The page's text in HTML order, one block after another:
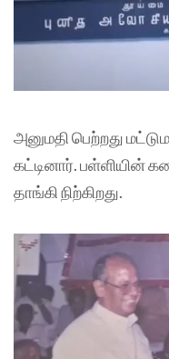
அனுமதி பெற்றது
கட்டினார். பள்ளியின்
தாங்கி நிற்கிறது.